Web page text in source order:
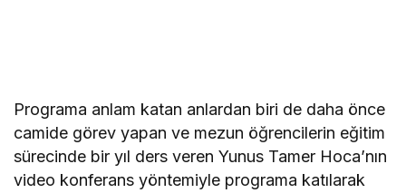
Programa anlam katan anlardan biri de daha önce
camide görev yapan ve mezun öğrencilerin eğitim
sürecinde bir yıl ders veren Yunus Tamer Hoca’nın
video konferans yöntemiyle programa katılarak